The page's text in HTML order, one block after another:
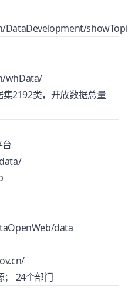
whData/
2192类，开放数据总量
data
； 24个部门